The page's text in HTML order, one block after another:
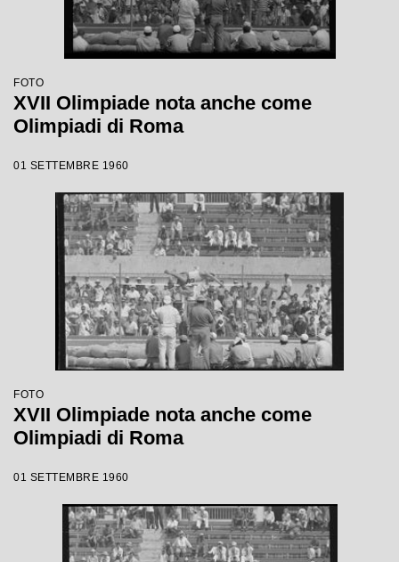
FOTO
XVII Olimpiade nota anche come
Olimpiadi di Roma
01 SETTEMBRE 1960
FOTO
XVII Olimpiade nota anche come
Olimpiadi di Roma
01 SETTEMBRE 1960